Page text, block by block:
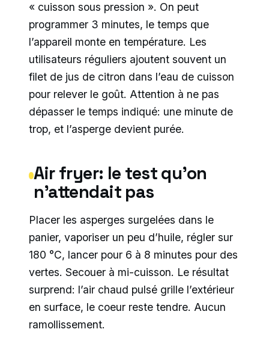
« cuisson sous pression ». On peut
programmer 3 minutes, le temps que
l’appareil monte en température. Les
utilisateurs réguliers ajoutent souvent un
filet de jus de citron dans l’eau de cuisson
pour relever le goût. Attention à ne pas
dépasser le temps indiqué: une minute de
trop, et l’asperge devient purée.
Air fryer: le test qu’on
n’attendait pas
Placer les asperges surgelées dans le
panier, vaporiser un peu d’huile, régler sur
180 °C, lancer pour 6 à 8 minutes pour des
vertes. Secouer à mi-cuisson. Le résultat
surprend: l’air chaud pulsé grille l’extérieur
en surface, le coeur reste tendre. Aucun
ramollissement.